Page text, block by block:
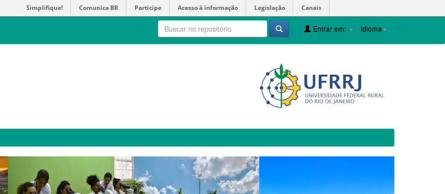
Simplifique! Comunica BR Participe Acesso à informação Legislação Canais
Idioma
Entrar em: